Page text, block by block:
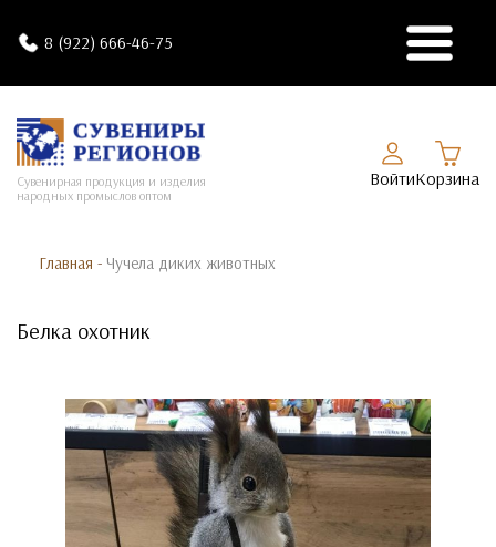
8 (922) 666-46-75
Сувенирная продукция и изделия
народных промыслов оптом
ВойтиКорзина
Главная - Чучела диких животных
Белка охотник